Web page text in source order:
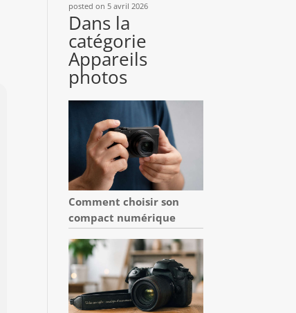
posted on 5 avril 2026
Dans la
catégorie
Appareils
photos
Comment choisir son
compact numérique